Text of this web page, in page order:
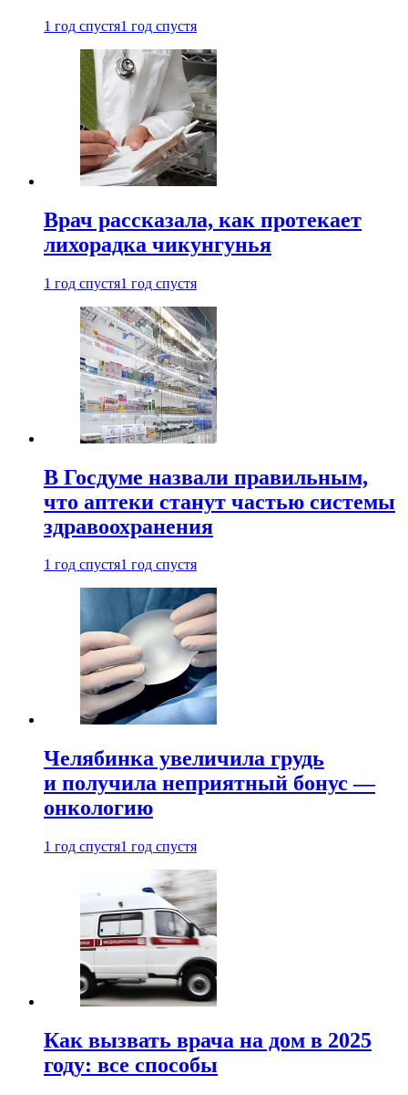
1 год спустя1 год спустя
Врач рассказала, как протекает
лихорадка чикунгунья
1 год спустя1 год спустя
В Госдуме назвали правильным,
что аптеки станут частью системы
здравоохранения
1 год спустя1 год спустя
Челябинка увеличила грудь
и получила неприятный бонус —
онкологию
1 год спустя1 год спустя
Как вызвать врача на дом в 2025
году: все способы